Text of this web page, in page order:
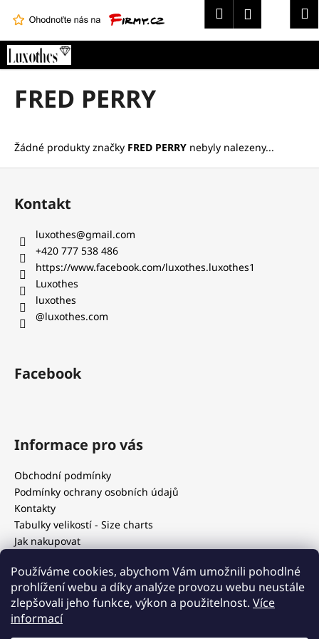
Používáme cookies, abychom Vám umožnili pohodlné
prohlížení webu a díky analýze provozu webu neustále
zlepšovali jeho funkce, výkon a použitelnost. Více
informací
Přejít
na
obsah
HledatPřihlášení
košík
FRED PERRY
Žádné produkty značky FRED PERRY nebyly nalezeny...
š
í
C
o
p
t
ř
b
e
t
e
n
í
HLEDAT
D
o
p
o
r
u
Z
Kontakt
luxothes@gmail.com
+420 777 538 486‬
https://www.facebook.com/luxothes.luxothes1
Luxothes
luxothes
@luxothes.com
Facebook
Informace pro vás
Obchodní podmínky
Podmínky ochrany osobních údajů
Kontakty
Tabulky velikostí - Size charts
Jak nakupovat